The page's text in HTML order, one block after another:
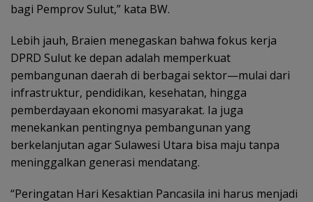
bagi Pemprov Sulut,” kata BW.
Lebih jauh, Braien menegaskan bahwa fokus kerja
DPRD Sulut ke depan adalah memperkuat
pembangunan daerah di berbagai sektor—mulai dari
infrastruktur, pendidikan, kesehatan, hingga
pemberdayaan ekonomi masyarakat. Ia juga
menekankan pentingnya pembangunan yang
berkelanjutan agar Sulawesi Utara bisa maju tanpa
meninggalkan generasi mendatang.
“Peringatan Hari Kesaktian Pancasila ini harus menjadi